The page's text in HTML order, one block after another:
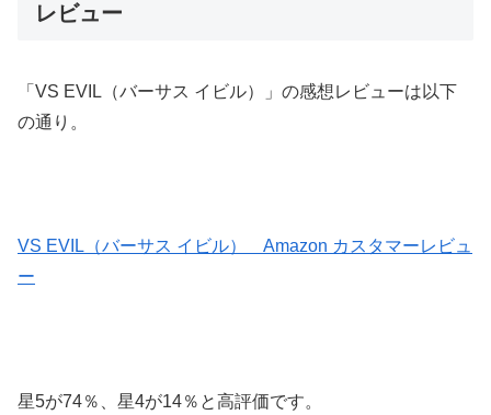
レビュー
「VS EVIL（バーサス イビル）」の感想レビューは以下
の通り。
VS EVIL（バーサス イビル） Amazon カスタマーレビュ
ー
星5が74％、星4が14％と高評価です。